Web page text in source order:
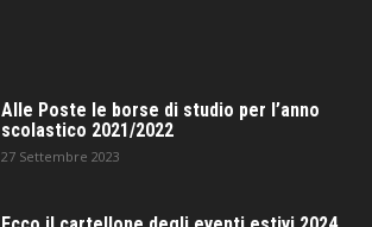
Alle Poste le borse di studio per l’anno
scolastico 2021/2022
27 Settembre 2023